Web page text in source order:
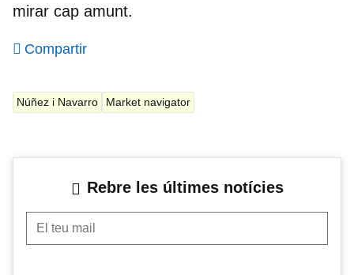
mirar cap amunt.
Compartir
Núñez i Navarro Market navigator
Rebre les últimes notícies
El teu mail